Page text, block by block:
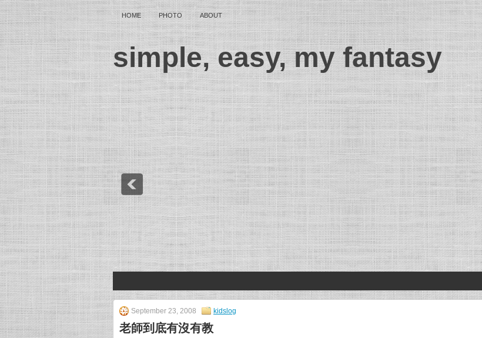
HOME PHOTO ABOUT
simple, easy, my fantasy
September 23, 2008 kidslog
老師到底有沒有教